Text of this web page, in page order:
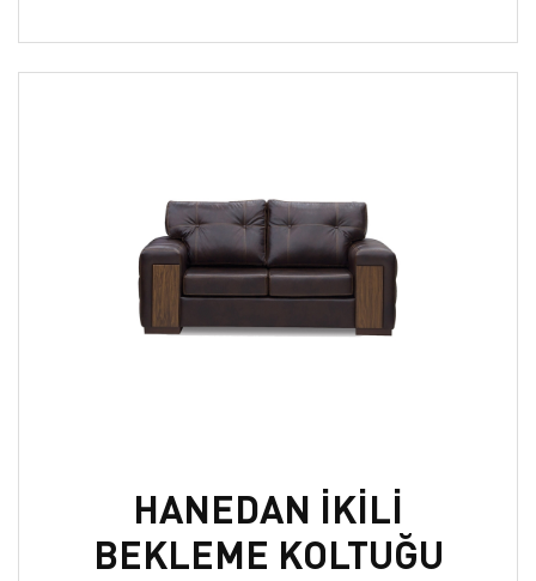
HANEDAN İKİLİ
BEKLEME KOLTUĞU